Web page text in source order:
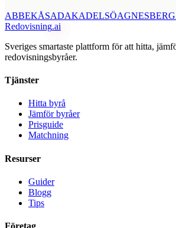
ABBEKÅSADAKADELSÖAGNESBERG
Redovisning.ai
Sveriges smartaste plattform för att hitta,
redovisningsbyråer.
Tjänster
Hitta byrå
Jämför byråer
Prisguide
Matchning
Resurser
Guider
Blogg
Tips
Företag